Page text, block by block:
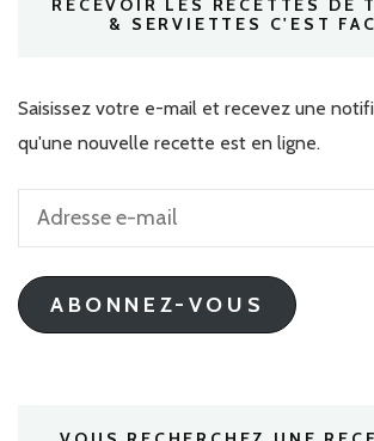
& SERVIETTES C'EST
Saisissez votre e-mail et recevez une
qu'une nouvelle recette est en ligne.
Adresse
mail
ABONNEZ-VOUS